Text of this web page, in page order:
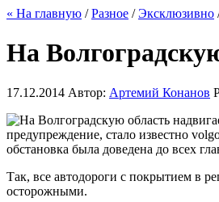
« На главную /Разное /Эксклюзивно
На
17.12.2014 Автор: Артемий Конанов
предупреждение, стало известно
обстановка была доведена до всех
Так, все автодороги с покрытием в
осторожными.